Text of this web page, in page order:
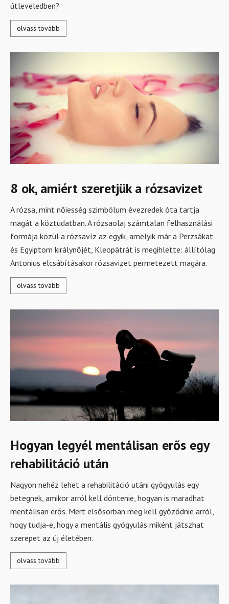
útleveledben?
olvass tovább
8 ok, amiért szeretjük a rózsavizet
A rózsa, mint nőiesség szimbólum évezredek óta tartja
magát a köztudatban. A rózsaolaj számtalan felhasználási
formája közül a rózsavíz az egyik, amelyik már a Perzsákat
és Egyiptom királynőjét, Kleopátrát is megihlette: állítólag
Antonius elcsábításakor rózsavizet permetezett magára.
olvass tovább
Hogyan legyél mentálisan erős egy
rehabilitáció után
Nagyon nehéz lehet a rehabilitáció utáni gyógyulás egy
betegnek, amikor arról kell döntenie, hogyan is maradhat
mentálisan erős. Mert elsősorban meg kell győződnie arról,
hogy tudja-e, hogy a mentális gyógyulás miként játszhat
szerepet az új életében.
olvass tovább